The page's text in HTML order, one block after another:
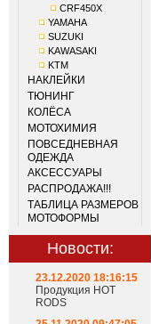
CRF450X
YAMAHA
SUZUKI
KAWASAKI
KTM
НАКЛЕЙКИ
ТЮНИНГ
КОЛЁСА
МОТОХИМИЯ
ПОВСЕДНЕВНАЯ
ОДЕЖДА
АКСЕССУАРЫ
РАСПРОДАЖА!!!
ТАБЛИЦА РАЗМЕРОВ
МОТОФОРМЫ
Новости:
23.12.2020 18:16:15
Продукция HOT
RODS